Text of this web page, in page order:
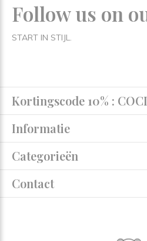
Follow us on
START IN STIJL.
Kortingscode 10% :
Informatie
Categorieën
Contact